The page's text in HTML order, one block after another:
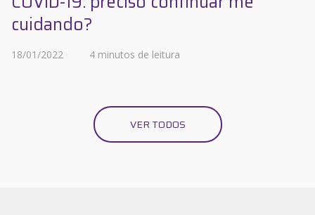
cuidando?
18/01/2022 4 minutos de leitura
VER TODOS